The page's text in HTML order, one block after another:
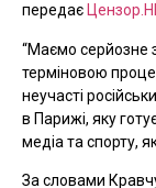
передає
“Маємо серйозне
терміновою
неучасті
в Парижі, яку
медіа та спорту,
За словами